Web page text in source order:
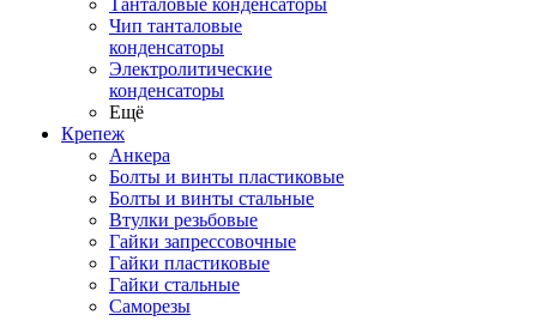
Танталовые конденсаторы
Чип танталовые
конденсаторы
Электролитические
конденсаторы
Ещё
Крепеж
Анкера
Болты и винты пластиковые
Болты и винты стальные
Втулки резьбовые
Гайки запрессовочные
Гайки пластиковые
Гайки стальные
Саморезы